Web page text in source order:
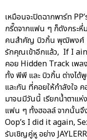
เหมือนจะปิดฉากพาร์ท
กรี๊ดจากแฟน ๆ ก็ดังกระหึ่
คนสำคัญ บิวกิ้น พุฒิพงศ์
รักคุณเข้าอีกแล้ว, If I
คอย Hidden Track เพล
ทั้ง พีพี และ บิวกิ้น ต่างไ
และกัน ที่คอยให้กำลังใจ
มาจนมีวันนี้ เรียกน้ำตาแห่
แฟน ๆ ทั้งฮอลล์ จากนั้นจึ
Oop’s I did it again,
รับเชิญคู่หู อย่าง